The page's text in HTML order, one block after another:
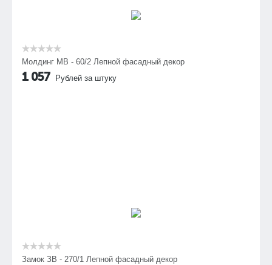
Молдинг МВ - 60/2 Лепной фасадный декор
1 057 Рублей за штуку
Замок ЗВ - 270/1 Лепной фасадный декор